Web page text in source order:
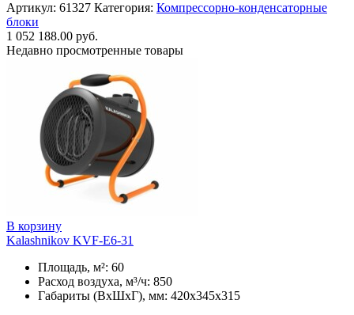
Артикул: 61327 Категория: Компрессорно-конденсаторные
блоки
1 052 188.00 руб.
Недавно просмотренные товары
В корзину
Kalashnikov KVF-E6-31
Площадь, м²: 60
Расход воздуха, м³/ч: 850
Габариты (ВхШхГ), мм: 420x345x315